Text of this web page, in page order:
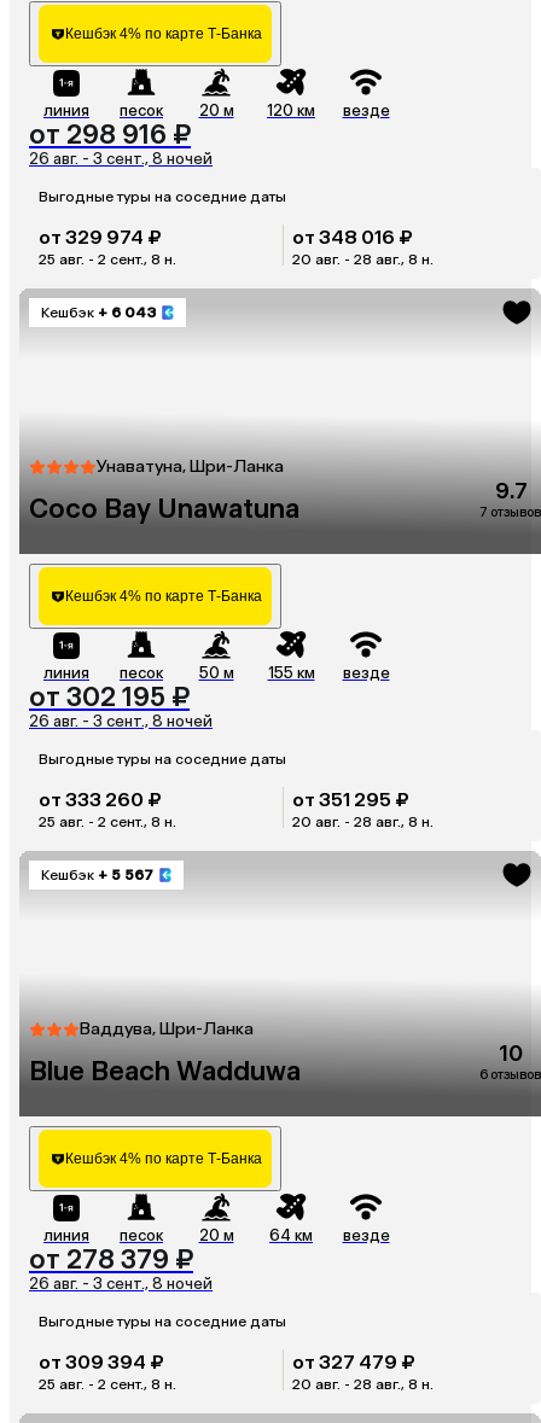
Кешбэк 4% по карте Т-Банка
линия песок 20 м 120 км везде
от 298 916 ₽
26 авг. - 3 сент., 8 ночей
Выгодные туры на соседние даты
от 329 974 ₽
25 авг. - 2 сент., 8 н.
от 348 016 ₽
20 авг. - 28 авг., 8 н.
Кешбэк + 6 043
Унаватуна, Шри-Ланка
Coco Bay Unawatuna
9.7
7 отзывов
Кешбэк 4% по карте Т-Банка
линия песок 50 м 155 км везде
от 302 195 ₽
26 авг. - 3 сент., 8 ночей
Выгодные туры на соседние даты
от 333 260 ₽
25 авг. - 2 сент., 8 н.
от 351 295 ₽
20 авг. - 28 авг., 8 н.
Кешбэк + 5 567
Ваддува, Шри-Ланка
Blue Beach Wadduwa
10
6 отзывов
Кешбэк 4% по карте Т-Банка
линия песок 20 м 64 км везде
от 278 379 ₽
26 авг. - 3 сент., 8 ночей
Выгодные туры на соседние даты
от 309 394 ₽
25 авг. - 2 сент., 8 н.
от 327 479 ₽
20 авг. - 28 авг., 8 н.